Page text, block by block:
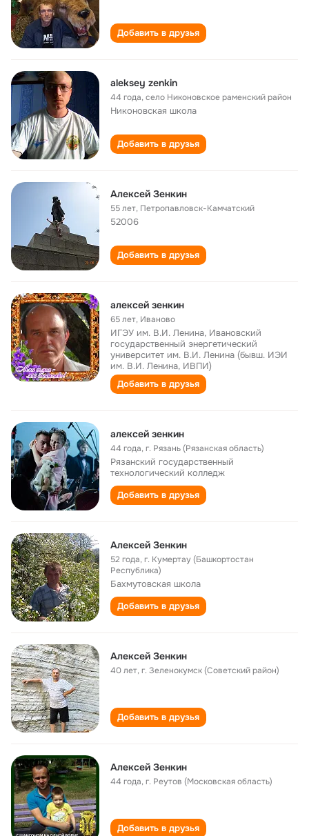
Добавить в друзья
aleksey zenkin
44 года,село Никоновское раменский район
Никоновская школа
Добавить в друзья
Алексей Зенкин
55 лет, Петропавловск-Камчатский
52006
Добавить в друзья
алексей зенкин
65 лет, Иваново
ИГЭУ им. В.И. Ленина, Ивановский
государственный энергетический
университет им. В.И. Ленина (бывш. ИЭИ
им. В.И. Ленина, ИВПИ)
Добавить в друзья
алексей зенкин
44 года,г. Рязань (Рязанская область)
Рязанский государственный
технологический колледж
Добавить в друзья
Алексей Зенкин
52 года,г. Кумертау (Башкортостан
Республика)
Бахмутовская школа
Добавить в друзья
Алексей Зенкин
40 лет,г. Зеленокумск (Советский район)
Добавить в друзья
Алексей Зенкин
44 года,г. Реутов (Московская область)
Добавить в друзья